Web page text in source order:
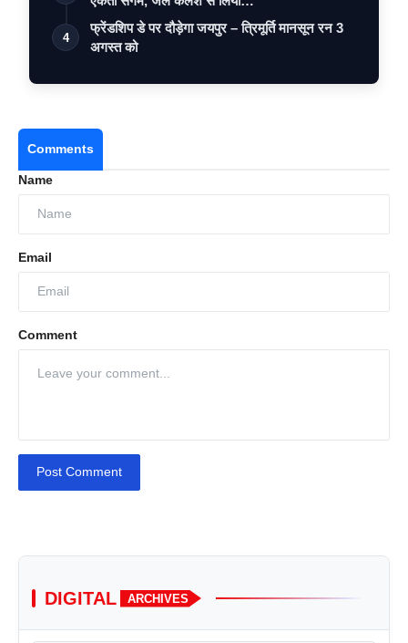
4
फ्रेंडशिप डे पर दौड़ेगा जयपुर – त्रिमूर्ति मानसून रन 3
अगस्त को
Comments
Name
Email
Comment
Post Comment
DIGITAL ARCHIVES